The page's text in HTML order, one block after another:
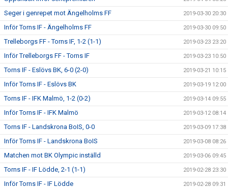
Seger i genrepet mot Ängelholms FF 2019-03-30 20:30
Inför Torns IF - Ängelholms FF 2019-03-30 09:50
Trelleborgs FF - Torns IF, 1-2 (1-1) 2019-03-23 23:20
Inför Trelleborgs FF - Torns IF 2019-03-23 10:50
Torns IF - Eslövs BK, 6-0 (2-0) 2019-03-21 10:15
Inför Torns IF - Eslövs BK 2019-03-19 12:00
Torns IF - IFK Malmö, 1-2 (0-2) 2019-03-14 09:55
Inför Torns IF - IFK Malmö 2019-03-12 08:14
Torns IF - Landskrona BoIS, 0-0 2019-03-09 17:38
Inför Torns IF - Landskrona BoIS 2019-03-08 08:26
Matchen mot BK Olympic inställd 2019-03-06 09:45
Torns IF - IF Lödde, 2-1 (1-1) 2019-02-28 23:30
Inför Torns IF - IF Lödde 2019-02-28 09:31